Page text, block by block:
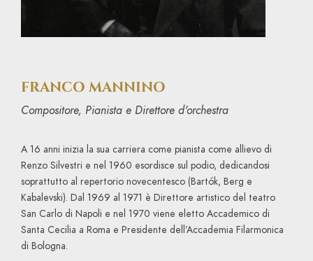
FRANCO MANNINO
Compositore, Pianista e Direttore d'orchestra
A 16 anni inizia la sua carriera come pianista come allievo di
Renzo Silvestri e nel 1960 esordisce sul podio, dedicandosi
soprattutto al repertorio novecentesco (Bartók, Berg e
Kabalevski). Dal 1969 al 1971 è Direttore artistico del teatro
San Carlo di Napoli e nel 1970 viene eletto Accademico di
Santa Cecilia a Roma e Presidente dell’Accademia Filarmonica
di Bologna.